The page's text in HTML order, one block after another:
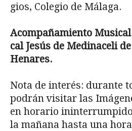
gios, Colegio de Málaga.
Acompañamiento
cal Jesús de Medinaceli
Henares.
Nota de interés: durante
podrán visitar las
en horario ininterrumpido
la mañana hasta una